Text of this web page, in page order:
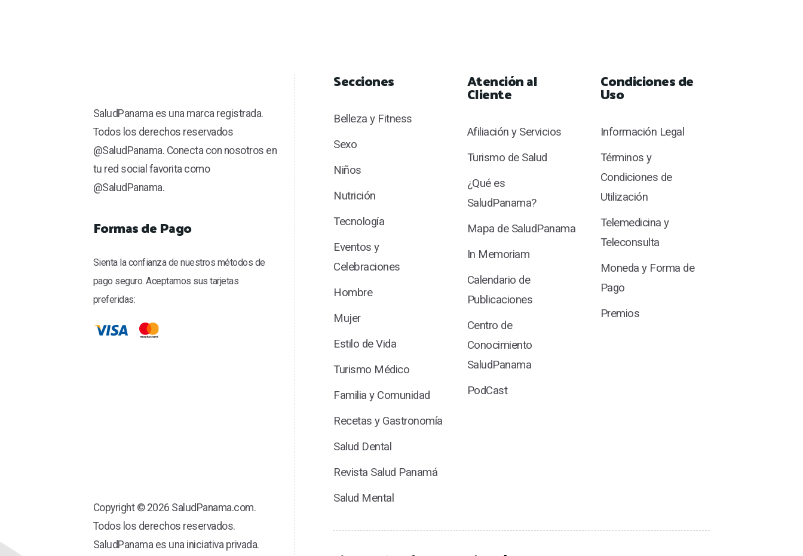
SaludPanama es una marca registrada.
Todos los derechos reservados
@SaludPanama. Conecta con nosotros en
tu red social favorita como
@SaludPanama.
Formas de Pago
Sienta la confianza de nuestros métodos de
pago seguro. Aceptamos sus tarjetas
preferidas:
Copyright © 2026 SaludPanama.com.
Todos los derechos reservados.
SaludPanama es una iniciativa privada.
Secciones
Belleza y Fitness
Sexo
Niños
Nutrición
Tecnología
Eventos y
Celebraciones
Hombre
Mujer
Estilo de Vida
Turismo Médico
Familia y Comunidad
Recetas y Gastronomía
Salud Dental
Revista Salud Panamá
Salud Mental
Atención al
Cliente
Afiliación y Servicios
Turismo de Salud
¿Qué es
SaludPanama?
Mapa de SaludPanama
In Memoriam
Calendario de
Publicaciones
Centro de
Conocimiento
SaludPanama
PodCast
Condiciones de
Uso
Información Legal
Términos y
Condiciones de
Utilización
Telemedicina y
Teleconsulta
Moneda y Forma de
Pago
Premios